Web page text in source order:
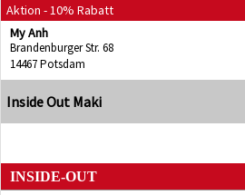
Aktion - 10% Rabatt
My Anh
Brandenburger Str. 68
14467 Potsdam
Inside Out Maki
INSIDE-OUT